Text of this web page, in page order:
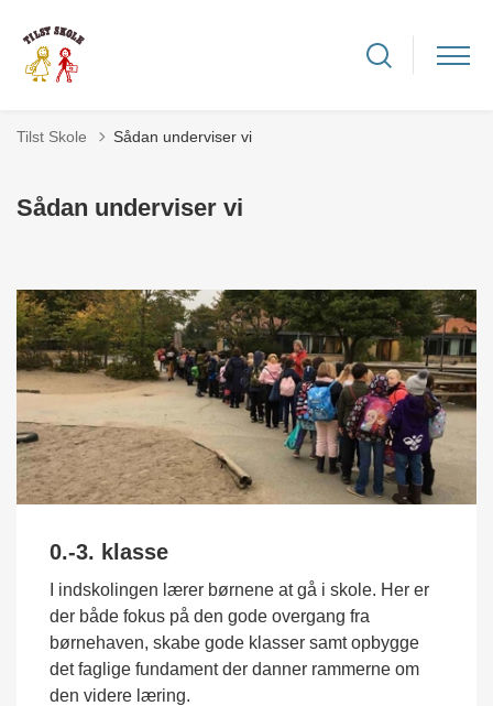
Tilst Skole Sådan underviser vi
Sådan underviser vi
0.-3. klasse
I indskolingen lærer børnene at gå i skole. Her er
der både fokus på den gode overgang fra
børnehaven, skabe gode klasser samt opbygge
det faglige fundament der danner rammerne om
den videre læring.